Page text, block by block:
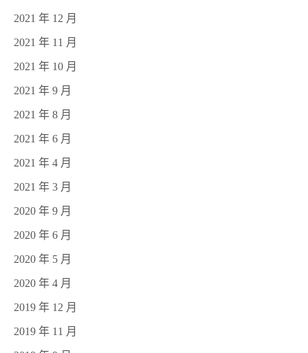
2021 年 12 月
2021 年 11 月
2021 年 10 月
2021 年 9 月
2021 年 8 月
2021 年 6 月
2021 年 4 月
2021 年 3 月
2020 年 9 月
2020 年 6 月
2020 年 5 月
2020 年 4 月
2019 年 12 月
2019 年 11 月